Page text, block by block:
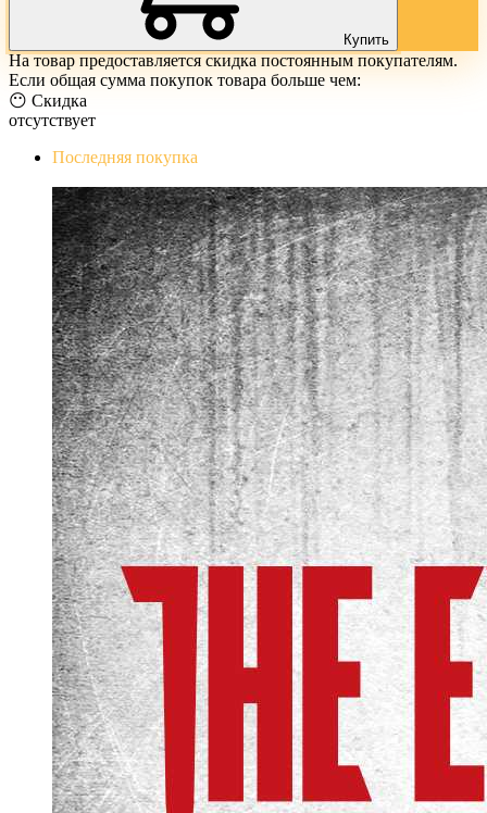
Купить
На товар предоставляется скидка постоянным покупателям.
Если общая сумма покупок товара больше чем:
😶 Скидка
отсутствует
Последняя покупка